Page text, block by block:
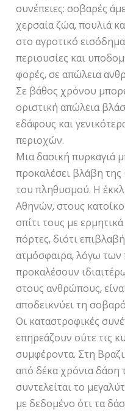
συνέπειες: σοβαρές
χερσαία ζώα, πουλιά
στο αγροτικό
περιουσίες και
φορές, σε απώλεια
Σε βάθος χρόνου
οριστική απώλεια
εδάφους και
περιοχών.
Μια δασική πυρκαγιά
προκαλέσει βλάβη της
του πληθυσμού. Η
Αθηνών, στους
σπίτι τους με
πόρτες, διότι
ατμόσφαιρα, λόγω των
προκαλέσουν
στους ανθρώπους,
αποδεικνύει τη
Οι καταστροφικές
επηρεάζουν ούτε τις
συμφέροντα. Στη
από δέκα χρόνια δάση
συντελείται το
με δεδομένο ότι τα